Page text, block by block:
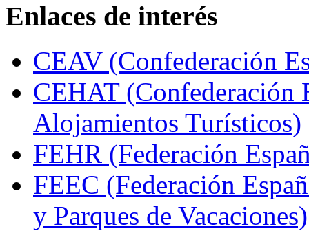
Enlaces de interés
CEAV (Confederación
CEHAT (Confederación
Alojamientos Turísticos)
FEHR (Federación
FEEC (Federación
y Parques de Vacaciones)